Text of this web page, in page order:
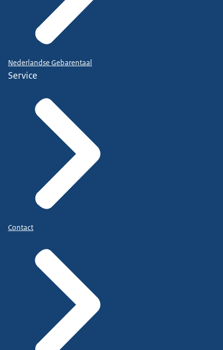
Nederlandse Gebarentaal
Service
Contact